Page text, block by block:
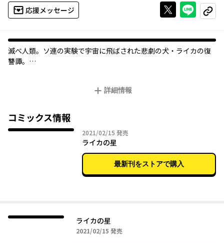
応援メッセージ Xで投稿する
ライン
コピー
滅べ人類。ソ連の実験で宇宙に飛ばされた悲劇の犬・ライカの復
讐譚。
宙に放たれた犬・ライカ。
彼女は冷たい暗闇の中でその命を失うも、突如現れた神から新し
人間への復讐に燃える彼女は、種を増やし、文明をつくり、凄ま
じいほどの軍事力まで手に入れた。
数年後、ライカは仲間の犬を引き連れ、母星・地球にむけて出発
「生と死」、「愛と憎しみ」など、心を抉るテーマに果敢に挑ん
できた吉田真百合のデビュー作。
詳細情報
コミックス情報
2021/02/15 2021年02月15日
発売
ライカの星
最新刊をストアで購入
ライカの星
2021/02/15 2021年02月15日
発売